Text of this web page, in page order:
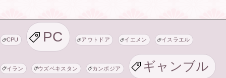
CPU PC アウトドア イエメン イスラエル
イラン ウズベキスタン カンボジア ギャンブル